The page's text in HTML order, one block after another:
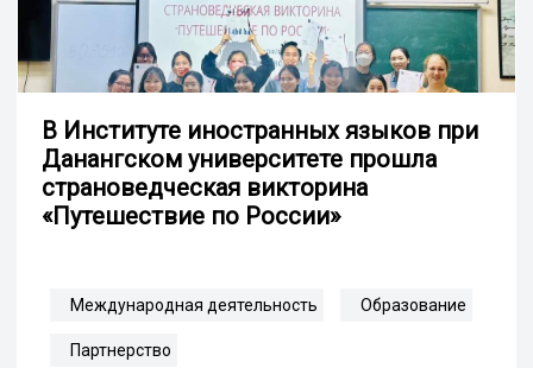
В Институте иностранных языков при
Данангском университете прошла
страноведческая викторина
«Путешествие по России»
Международная деятельность Образование
Партнерство